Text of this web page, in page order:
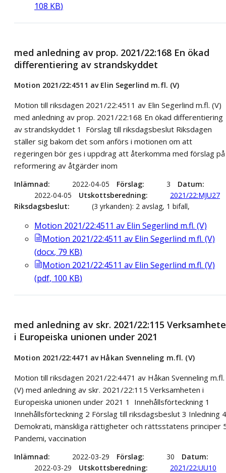
108 KB)
med anledning av prop. 2021/22:168 En ökad
differentiering av strandskyddet
Motion 2021/22:4511 av Elin Segerlind m.fl. (V)
Motion till riksdagen 2021/22:4511 av Elin Segerlind m.fl. (V)
med anledning av prop. 2021/22:168 En ökad differentiering
av strandskyddet 1 Förslag till riksdagsbeslut Riksdagen
ställer sig bakom det som anförs i motionen om att
regeringen bör ges i uppdrag att återkomma med förslag på
reformering av åtgärder inom
Inlämnad 2022-04-05 Förslag 3
Datum
2022-04-05
Utskottsberedning
2021/22:MJU27
Riksdagsbeslut
(3 yrkanden): 2 avslag, 1 bifall,
Motion 2021/22:4511 av Elin Segerlind m.fl. (V)
Motion 2021/22:4511 av Elin Segerlind m.fl. (V)
(docx, 79 KB)
Motion 2021/22:4511 av Elin Segerlind m.fl. (V)
(pdf, 100 KB)
med anledning av skr. 2021/22:115
i Europeiska unionen under 2021
Motion 2021/22:4471 av Håkan Svenneling m.fl. (V)
Motion till riksdagen 2021/22:4471 av Håkan Svenneling m.fl.
(V) med anledning av skr. 2021/22:115 Verksamheten i
Europeiska unionen under 2021 1 Innehållsförteckning 1
Innehållsförteckning 2 Förslag till riksdagsbeslut 3 Inledning 4
Demokrati, mänskliga rättigheter och rättsstatens principer
Pandemi, vaccination
Inlämnad 2022-03-29 Förslag 30
Datum
2022-03-29
Utskottsberedning
2021/22:UU10